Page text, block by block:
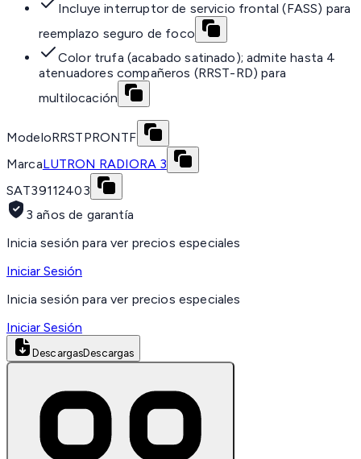
Incluye interruptor de servicio frontal (FASS) para
reemplazo seguro de foco
Color trufa (acabado satinado); admite hasta 4
atenuadores compañeros (RRST-RD) para
multilocación
ModeloRRSTPRONTF
MarcaLUTRON RADIORA 3
SAT39112403
3 años de garantía
Inicia sesión para ver precios especiales
Iniciar Sesión
Inicia sesión para ver precios especiales
Iniciar Sesión
DescargasDescargas